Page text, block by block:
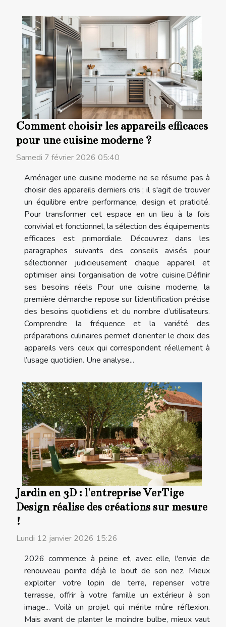
Comment choisir les appareils efficaces
pour une cuisine moderne ?
Samedi 7 février 2026 05:40
Aménager une cuisine moderne ne se résume pas à
choisir des appareils derniers cris ; il s'agit de trouver
un équilibre entre performance, design et praticité.
Pour transformer cet espace en un lieu à la fois
convivial et fonctionnel, la sélection des équipements
efficaces est primordiale. Découvrez dans les
paragraphes suivants des conseils avisés pour
sélectionner judicieusement chaque appareil et
optimiser ainsi l'organisation de votre cuisine.Définir
ses besoins réels Pour une cuisine moderne, la
première démarche repose sur l’identification précise
des besoins quotidiens et du nombre d’utilisateurs.
Comprendre la fréquence et la variété des
préparations culinaires permet d’orienter le choix des
appareils vers ceux qui correspondent réellement à
l’usage quotidien. Une analyse...
Jardin en 3D : l'entreprise VerTige
Design réalise des créations sur mesure
!
Lundi 12 janvier 2026 15:26
2026 commence à peine et, avec elle, l'envie de
renouveau pointe déjà le bout de son nez. Mieux
exploiter votre lopin de terre, repenser votre
terrasse, offrir à votre famille un extérieur à son
image... Voilà un projet qui mérite mûre réflexion.
Mais avant de planter le moindre bulbe, mieux vaut